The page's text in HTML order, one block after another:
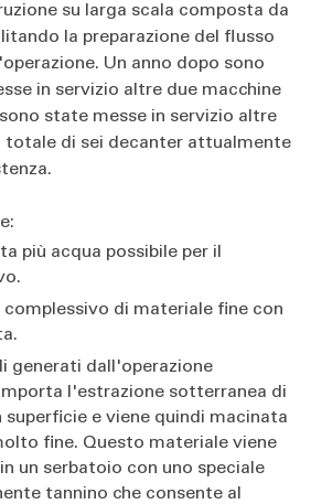
su larga scala composta da
la preparazione del flusso
Un anno dopo sono
in servizio altre due macchine
state messe in servizio altre
totale di sei decanter attualmente
più acqua possibile per il
complessivo di materiale fine con
generati dall'operazione
l'estrazione sotterranea di
superficie e viene quindi macinata
fine. Questo materiale viene
un serbatoio con uno speciale
tannino che consente al